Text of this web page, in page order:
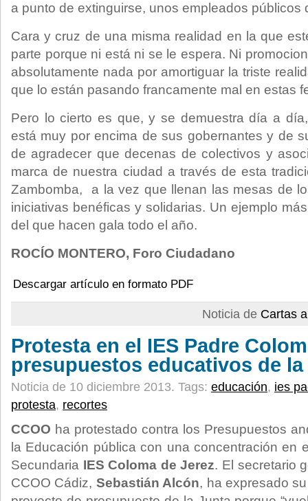
a punto de extinguirse, unos empleados
Cara y cruz de una misma realidad en la que
parte porque ni está ni se le espera. Ni
absolutamente nada por amortiguar la triste
que lo están pasando francamente mal en estas
Pero lo cierto es que, y se demuestra día a
está muy por encima de sus gobernantes y de
de agradecer que decenas de colectivos y
marca de nuestra ciudad a través de esta
Zambomba, a la vez que llenan las mesas de
iniciativas benéficas y solidarias. Un ejemplo
del que hacen gala todo el año.
ROCÍO MONTERO, Foro Ciudadano
Descargar artículo en formato PDF
Noticia de Cartas
Protesta en el IES Padre
presupuestos educativos de
Noticia de 10 diciembre 2013. Tags: educación, ies
protesta, recortes
CCOO ha protestado contra los Presupuestos
la Educación pública con una concentración en
Secundaria IES Coloma de Jerez. El secretario
CCOO Cádiz, Sebastián Alcón, ha expresado